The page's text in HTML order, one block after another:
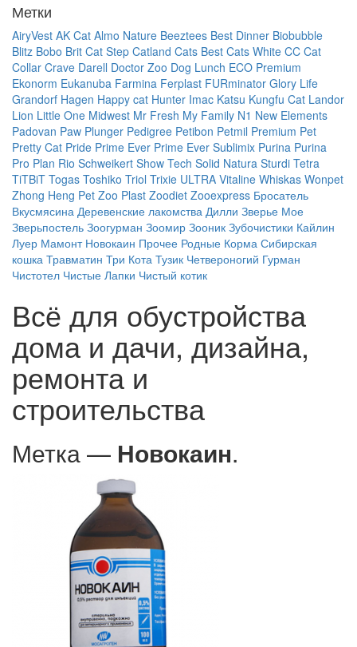
Метки
AiryVest AK Cat Almo Nature Beeztees Best Dinner Biobubble
Blitz Bobo Brit Cat Step Catland Cats Best Cats White CC Cat
Collar Crave Darell Doctor Zoo Dog Lunch ECO Premium
Ekonorm Eukanuba Farmina Ferplast FURminator Glory Life
Grandorf Hagen Happy cat Hunter Imac Katsu Kungfu Cat Landor
Lion Little One Midwest Mr Fresh My Family N1 New Elements
Padovan Paw Plunger Pedigree Petibon Petmil Premium Pet
Pretty Cat Pride Prime Ever Prime Ever Sublimix Purina Purina
Pro Plan Rio Schweikert Show Tech Solid Natura Sturdi Tetra
TiTBiT Togas Toshiko Triol Trixie ULTRA Vitaline Whiskas Wonpet
Zhong Heng Pet Zoo Plast Zoodiet Zooexpress Бросатель
Вкусмясина Деревенские лакомства Дилли Зверье Мое
Зверьпостель Зоогурман Зоомир Зооник Зубочистики Кайлин
Луер Мамонт Новокаин Прочее Родные Корма Сибирская
кошка Травматин Три Кота Тузик Четвероногий Гурман
Чистотел Чистые Лапки Чистый котик
Всё для обустройства
дома и дачи, дизайна,
ремонта и
строительства
Метка — Новокаин.